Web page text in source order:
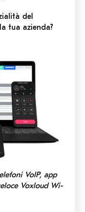
del
tua azienda?
VoIP, app
Voxloud Wi-